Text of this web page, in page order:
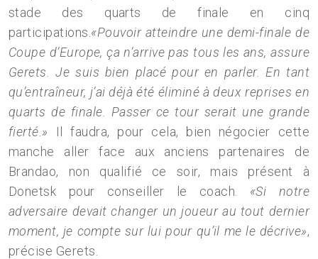
stade des quarts de finale en cinq
participations. «Pouvoir atteindre une demi-finale de
Coupe d’Europe, ça n’arrive pas tous les ans, assure
Gerets. Je suis bien placé pour en parler. En tant
qu’entraîneur, j’ai déjà été éliminé à deux reprises en
quarts de finale. Passer ce tour serait une grande
fierté.»
Il faudra, pour cela, bien négocier cette
manche aller face aux anciens partenaires de
Brandao, non qualifié ce soir, mais présent à
Donetsk pour conseiller le coach. «Si notre
adversaire devait changer un joueur au tout dernier
moment, je compte sur lui pour qu’il me le décrive»,
précise Gerets.